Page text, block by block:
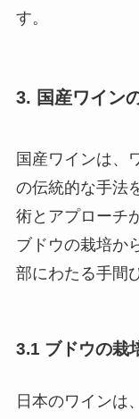
す。
3. 国産ワイン
国産ワインは、
の伝統的な手法
術とアプローチ
ブドウの栽培か
部にわたる手間
3.1 ブドウの栽
日本のワインは